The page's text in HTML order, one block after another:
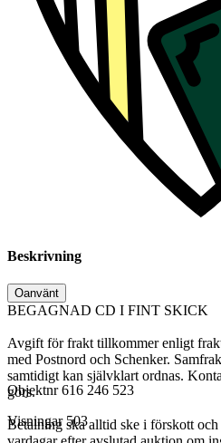
Beskrivning
Oanvänt
BEGAGNAD CD I FINT SKICK
Avgift för frakt tillkommer enligt
med Postnord och Schenker.
samtidigt kan självklart ordnas.
görs.
Betalning ska alltid ske i förskott
Objektnr 616 246 523
Visningar 503